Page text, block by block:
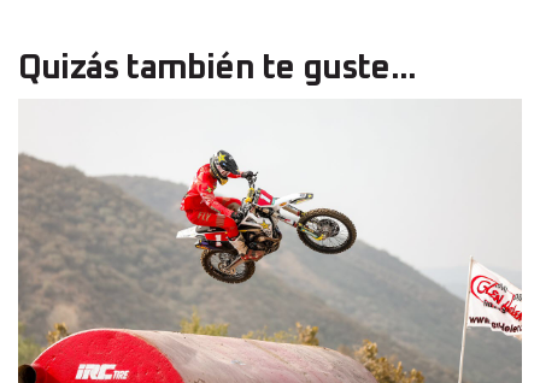
Quizás también te guste...